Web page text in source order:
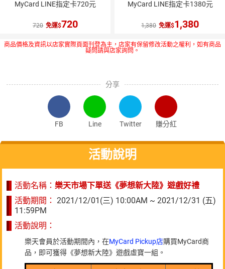
MyCard LINE指定卡720元
720 免運 720
MyCard LINE指定卡1380元
1,380 免運 1,380
商品價格及資訊以店家實際頁面刊登為主，店家有保留修改活動之權利，如有商品
疑問請與店家詢問。
分享
FB Line Twitter 賺分紅
活動說明
活動名稱： 樂天市場下單送《夢想新大陸》遊戲好禮
活動期間： 2021/12/01(三) 10:00AM ~ 2021/12/31 (五)
11:59PM
活動說明：
樂天會員於活動期間內，在MyCard Pickup店購買MyCard商
品，即可獲得《夢想新大陸》遊戲虛寶一組。